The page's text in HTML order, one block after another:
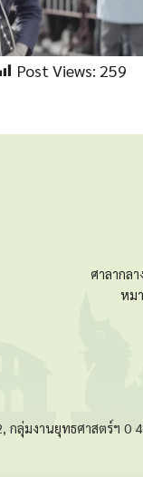
Post Views: 259
ศาลากล
หม
กลุ่มงานยุทธศาสตร์ฯ 0